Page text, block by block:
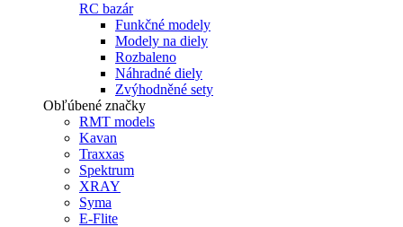
RC bazár
Funkčné modely
Modely na diely
Rozbaleno
Náhradné diely
Zvýhodněné sety
Obľúbené značky
RMT models
Kavan
Traxxas
Spektrum
XRAY
Syma
E-Flite